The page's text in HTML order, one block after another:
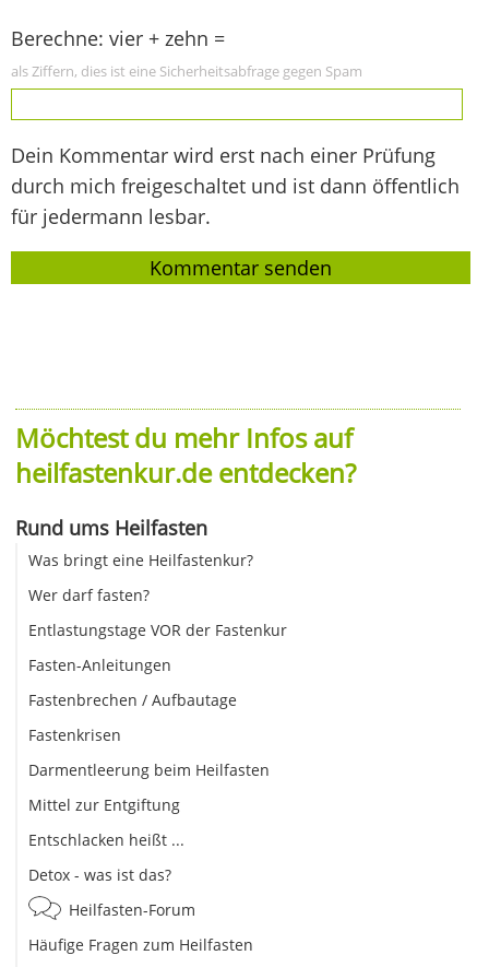
Berechne: vier + zehn =
als Ziffern, dies ist eine Sicherheitsabfrage gegen Spam
Dein Kommentar wird erst nach einer Prüfung
durch mich freigeschaltet und ist dann öffentlich
für jedermann lesbar.
Möchtest du mehr Infos auf
heilfastenkur.de entdecken?
Rund ums Heilfasten
Was bringt eine Heilfastenkur?
Wer darf fasten?
Entlastungstage VOR der Fastenkur
Fasten-Anleitungen
Fastenbrechen / Aufbautage
Fastenkrisen
Darmentleerung beim Heilfasten
Mittel zur Entgiftung
Entschlacken heißt ...
Detox - was ist das?
Heilfasten-Forum
Häufige Fragen zum Heilfasten